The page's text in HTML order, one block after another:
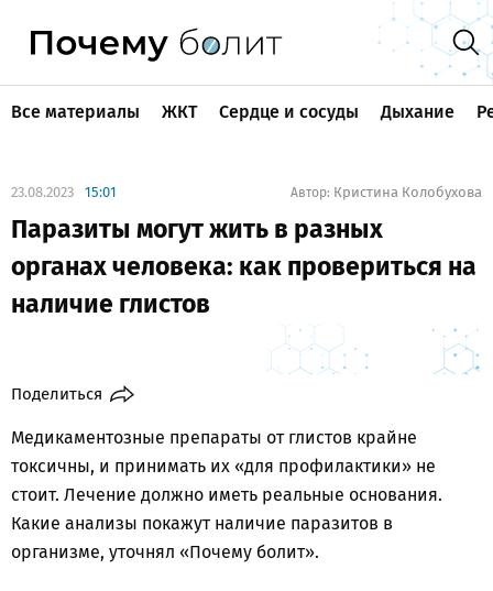
Все материалы ЖКТ Сердце и сосуды Дыхание
23.08.2023 15:01 Автор: Кристина Колобухова
Паразиты могут жить в разных
органах человека: как провериться на
наличие глистов
Поделиться
Медикаментозные препараты от глистов крайне
токсичны, и принимать их «для профилактики» не
стоит. Лечение должно иметь реальные основания.
Какие анализы покажут наличие паразитов в
организме, уточнял «Почему болит».